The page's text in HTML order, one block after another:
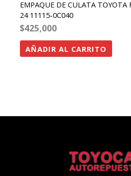
EMPAQUE DE CULATA TOYOTA
24 11115-0C040
$425,000
AÑADIR AL CARRITO